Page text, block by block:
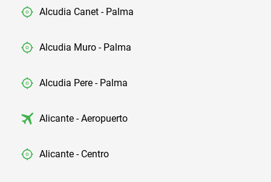
Alcudia Canet - Palma
Alcudia Muro - Palma
Alcudia Pere - Palma
Alicante - Aeropuerto
Alicante - Centro